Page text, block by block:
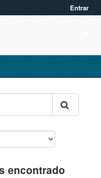
Entrar
encontrado